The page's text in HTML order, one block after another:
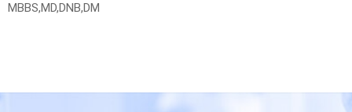
MBBS,MD,DNB,DM